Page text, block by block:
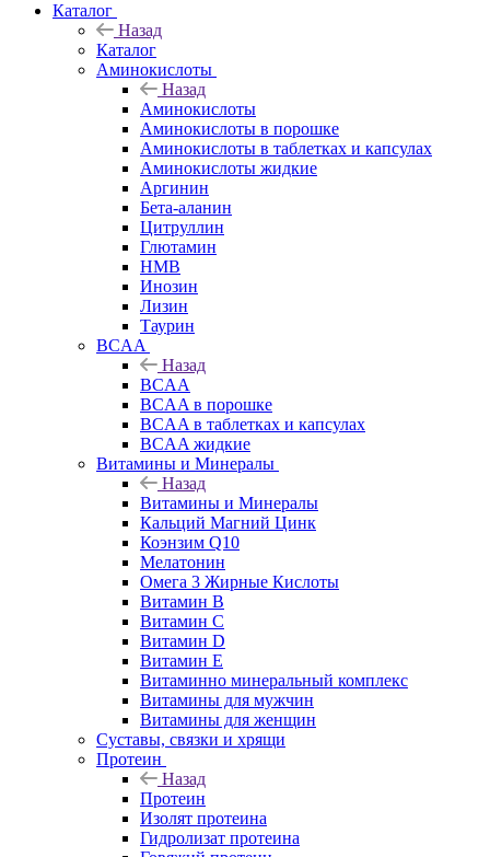
Каталог
Назад
Каталог
Аминокислоты
Назад
Аминокислоты
Аминокислоты в порошке
Аминокислоты в таблетках и капсулах
Аминокислоты жидкие
Аргинин
Бета-аланин
Цитруллин
Глютамин
HMB
Инозин
Лизин
Таурин
BCAA
Назад
BCAA
BCAA в порошке
BCAA в таблетках и капсулах
BCAA жидкие
Витамины и Минералы
Назад
Витамины и Минералы
Кальций Магний Цинк
Коэнзим Q10
Мелатонин
Омега 3 Жирные Кислоты
Витамин B
Витамин C
Витамин D
Витамин E
Витаминно минеральный комплекс
Витамины для мужчин
Витамины для женщин
Суставы, связки и хрящи
Протеин
Назад
Протеин
Изолят протеина
Гидролизат протеина